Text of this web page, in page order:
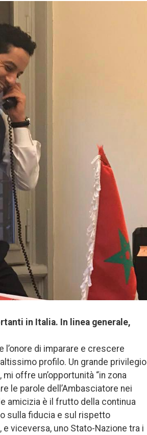
in Italia. In linea generale,
l’onore di imparare e crescere
profilo. Un grande privilegio
offre un’opportunità “in zona
le parole dell’Ambasciatore nei
amicizia è il frutto della continua
sulla fiducia e sul rispetto
viceversa, uno Stato-Nazione tra i